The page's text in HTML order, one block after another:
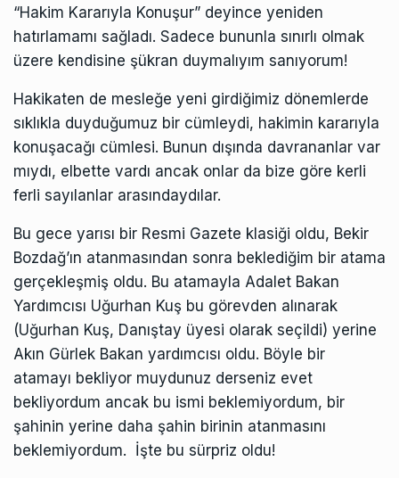
“Hakim Kararıyla Konuşur” deyince yeniden
hatırlamamı sağladı. Sadece bununla sınırlı olmak
üzere kendisine şükran duymalıyım sanıyorum!
Hakikaten de mesleğe yeni girdiğimiz dönemlerde
sıklıkla duyduğumuz bir cümleydi, hakimin kararıyla
konuşacağı cümlesi. Bunun dışında davrananlar var
mıydı, elbette vardı ancak onlar da bize göre kerli
ferli sayılanlar arasındaydılar.
Bu gece yarısı bir Resmi Gazete klasiği oldu, Bekir
Bozdağ’ın atanmasından sonra beklediğim bir atama
gerçekleşmiş oldu. Bu atamayla Adalet Bakan
Yardımcısı Uğurhan Kuş bu görevden alınarak
(Uğurhan Kuş, Danıştay üyesi olarak seçildi) yerine
Akın Gürlek Bakan yardımcısı oldu. Böyle bir
atamayı bekliyor muydunuz derseniz evet
bekliyordum ancak bu ismi beklemiyordum, bir
şahinin yerine daha şahin birinin atanmasını
beklemiyordum. İşte bu sürpriz oldu!